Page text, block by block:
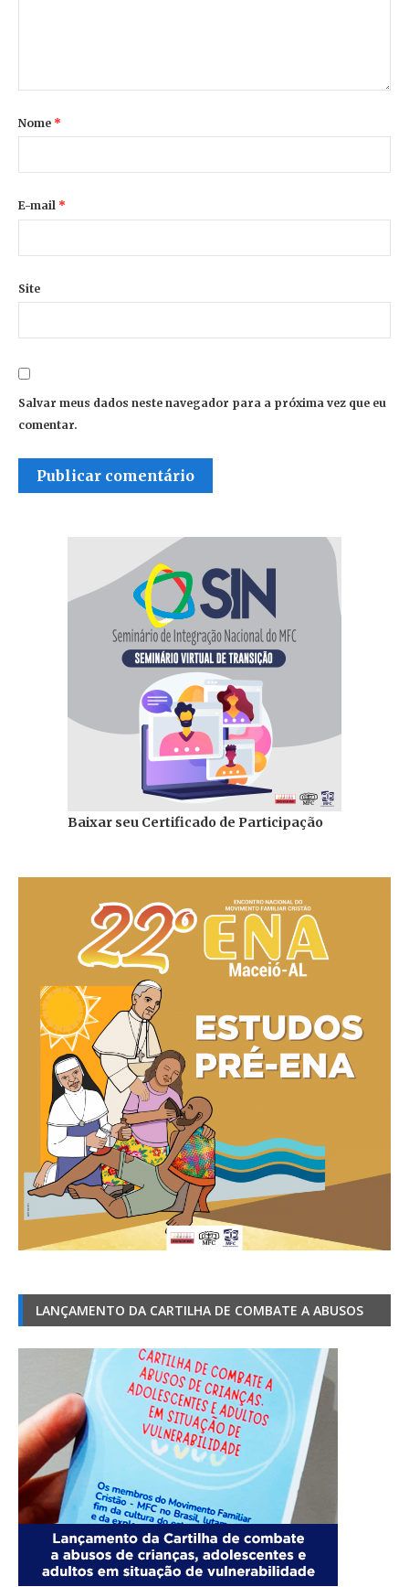
Nome *
E-mail *
Site
Salvar meus dados neste navegador para a próxima vez que eu
comentar.
Baixar seu Certificado de Participação
LANÇAMENTO DA CARTILHA DE COMBATE A ABUSOS